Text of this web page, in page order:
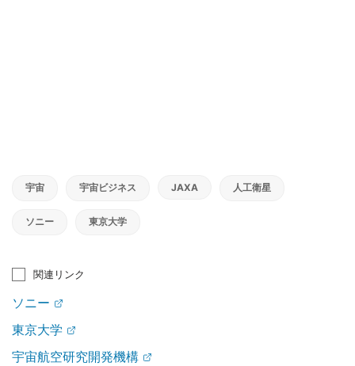
宇宙 宇宙ビジネス JAXA 人工衛星
ソニー 東京大学
関連リンク
ソニー
東京大学
宇宙航空研究開発機構